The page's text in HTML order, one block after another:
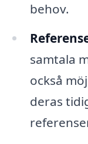
behov.
samtala
också
deras